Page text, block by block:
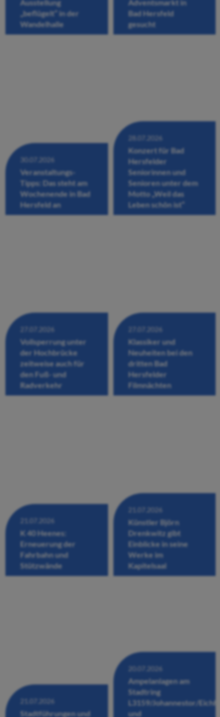
Ausstellung
„beflügelt“ in der
Wandelhalle
Adventsmarkt in
Bad Hersfeld
gesucht
30.07.2026
Veranstaltungs-
Tipps: Das steht am
Wochenende in Bad
Hersfeld an
28.07.2026
Konzert für Bad
Hersfelder
Seniorinnen und
Senioren unter dem
Motto „Weil das
Leben schön ist“
27.07.2026
Vollsperrung unter
der Hochbrücke
zeitweise auch für
den Fuß- und
Radverkehr
27.07.2026
Klassiker und
Neuheiten bei den
dritten Bad
Hersfelder
Filmnächten
21.07.2026
K 40 Heenes:
Erneuerung der
Fahrbahn und
Stützwände
21.07.2026
Künstler Björn
Drenkwitz gibt
Einblicke in seine
Werke im
Kapitelsaal
21.07.2026
Stadtführungen und
20.07.2026
Ampelanlagen am
Stadtring
L3159/Johannestor/
und